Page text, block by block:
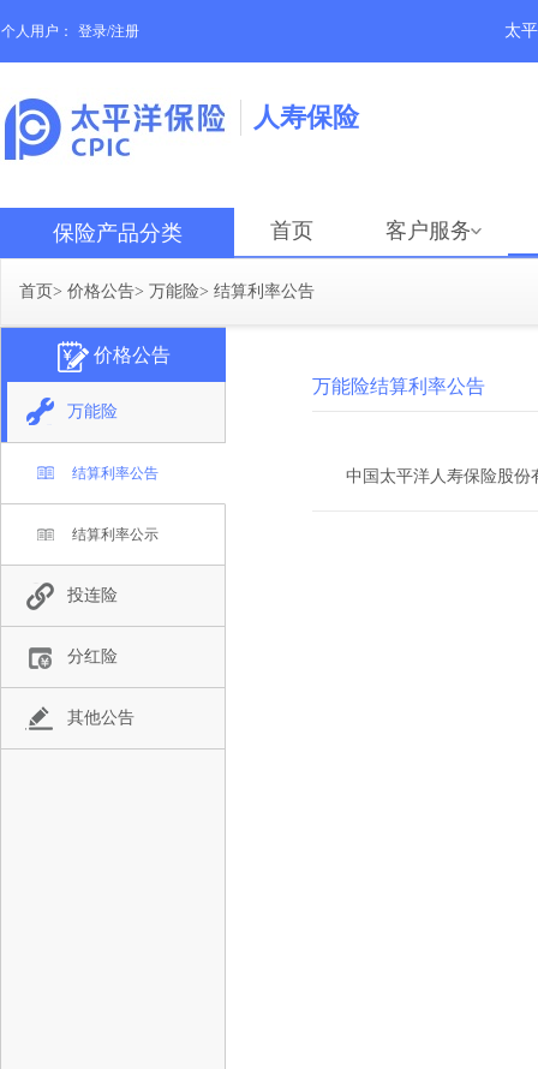
个人用户： 登录/注册 太
人寿保险
保险产品分类 首页 客户服务
首页> 价格公告> 万能险> 结算利率公告
价格公告
万能险
结算利率公告
结算利率公示
投连险
分红险
其他公告
万能险结算利率公告
中国太平洋人寿保险股份